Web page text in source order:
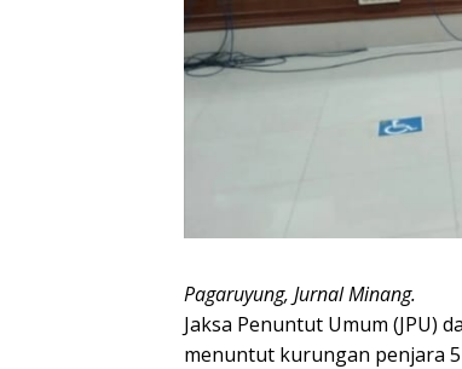
Pagaruyung, Jurnal Minang.
Jaksa Penuntut Umum (JPU)
menuntut kurungan penjara